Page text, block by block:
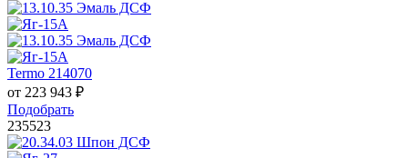
Termo 214070
от 223 943 ₽
Подобрать
235523